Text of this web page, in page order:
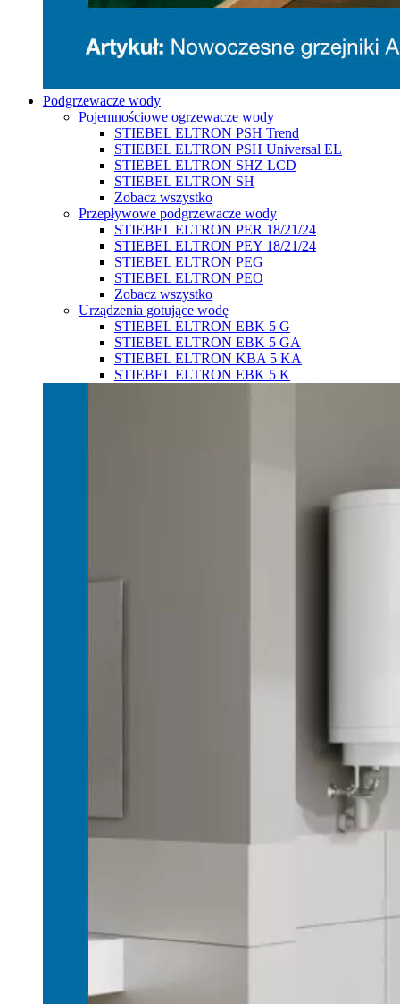
Podgrzewacze wody
Pojemnościowe ogrzewacze wody
STIEBEL ELTRON PSH Trend
STIEBEL ELTRON PSH Universal EL
STIEBEL ELTRON SHZ LCD
STIEBEL ELTRON SH
Zobacz wszystko
Przepływowe podgrzewacze wody
STIEBEL ELTRON PER 18/21/24
STIEBEL ELTRON PEY 18/21/24
STIEBEL ELTRON PEG
STIEBEL ELTRON PEO
Zobacz wszystko
Urządzenia gotujące wodę
STIEBEL ELTRON EBK 5 G
STIEBEL ELTRON EBK 5 GA
STIEBEL ELTRON KBA 5 KA
STIEBEL ELTRON EBK 5 K